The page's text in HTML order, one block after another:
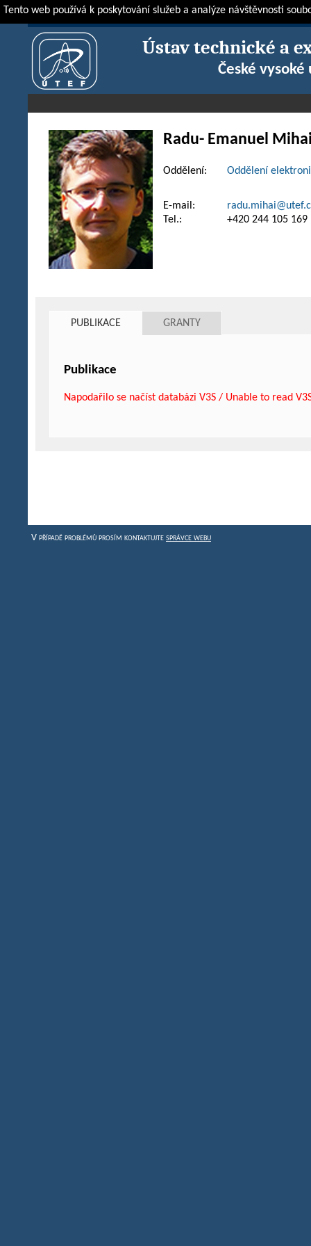
ÚTEF O ústavu Zaměstnanci Radu- Emanuel Mihai, Ph.D.
Ústav technické a
České
Radu- Emanuel
Oddělení: Oddělení
E-mail:
Tel.:
+420 244 105 169
PUBLIKACE GRANTY
Publikace
Napodařilo se načíst databázi V3S / Unable to read
V případě problémů prosím kontaktujte správce webu
Tento web používá k poskytování služeb a analýze návštěvnosti